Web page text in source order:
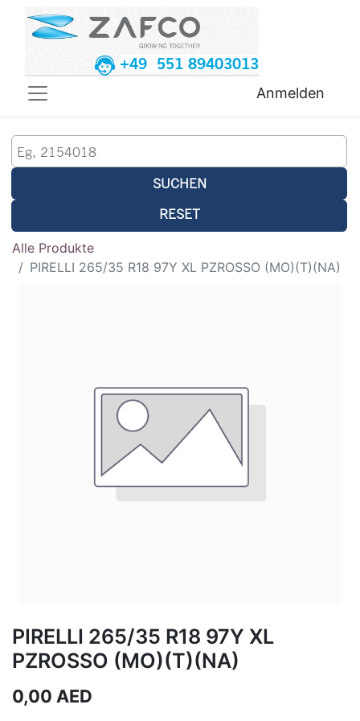
+49 551 89403013
Anmelden
SUCHEN
RESET
Alle Produkte
PIRELLI 265/35 R18 97Y XL PZROSSO (MO)(T)(NA)
PIRELLI 265/35 R18 97Y XL
PZROSSO (MO)(T)(NA)
0,00 AED